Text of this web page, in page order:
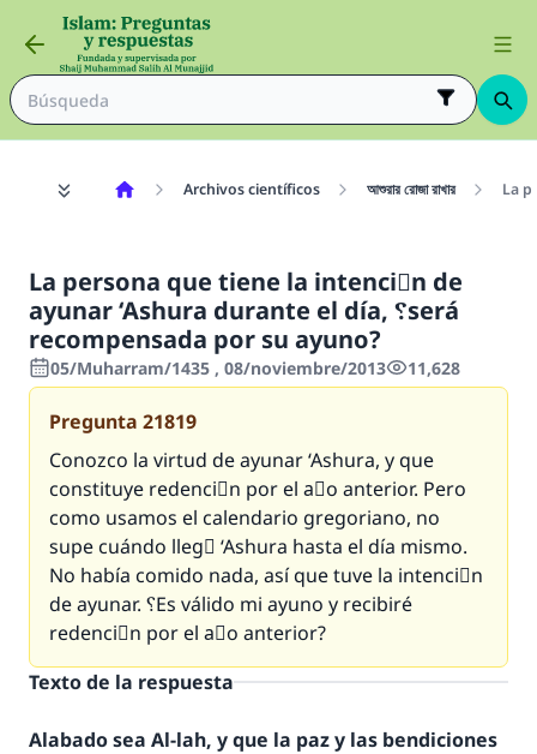
Archivos científicos আশুরার রোজা রাখার
La persona que tiene la intenciَn de
ayunar ‘Ashura durante el día, ؟será
recompensada por su ayuno?
05/Muharram/1435 , 08/noviembre/2013 11,628
Pregunta 21819
Conozco la virtud de ayunar ‘Ashura, y que
constituye redenciَn por el aٌo anterior. Pero
como usamos el calendario gregoriano, no
supe cuándo llegَ ‘Ashura hasta el día mismo.
No había comido nada, así que tuve la intenciَn
de ayunar. ؟Es válido mi ayuno y recibiré
redenciَn por el aٌo anterior?
Texto de la respuesta
Alabado sea Al-lah, y que la paz y las bendiciones